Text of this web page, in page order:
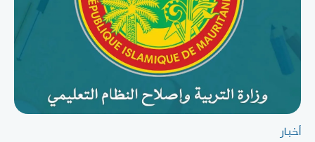
أخبار